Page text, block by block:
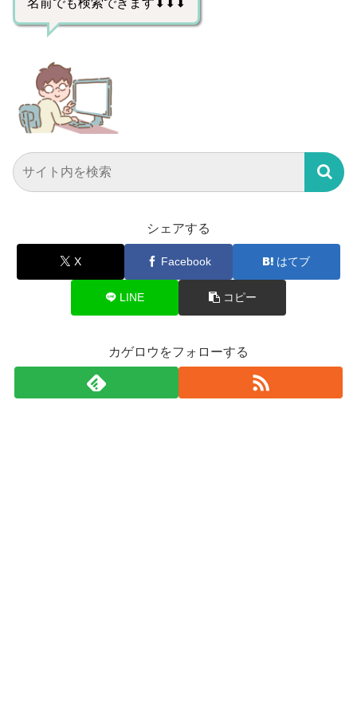
シェアする
X Facebook はてブ
LINE コピー
カゲロウをフォローする